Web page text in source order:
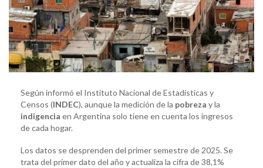
Según informó el Instituto Nacional de Estadísticas y
Censos (INDEC), aunque la medición de la pobreza y la
indigencia en Argentina solo tiene en cuenta los ingresos
de cada hogar.
Los datos se desprenden del primer semestre de 2025. Se
trata del primer dato del año y actualiza la cifra de 38,1%